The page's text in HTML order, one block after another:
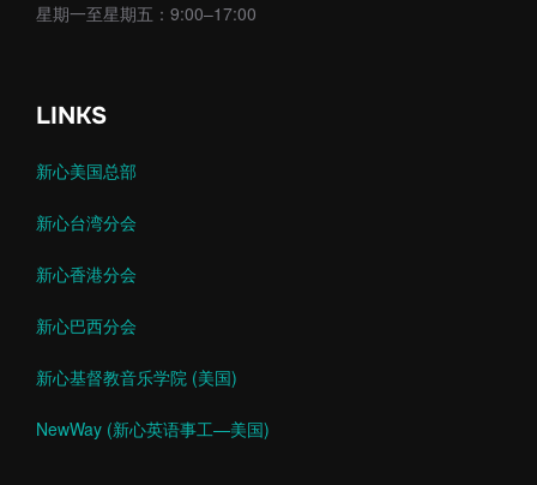
星期一至星期五：9:00–17:00
LINKS
新心美国总部
新心台湾分会
新心香港分会
新心巴西分会
新心基督教音乐学院 (美国)
NewWay (新心英语事工—美国)